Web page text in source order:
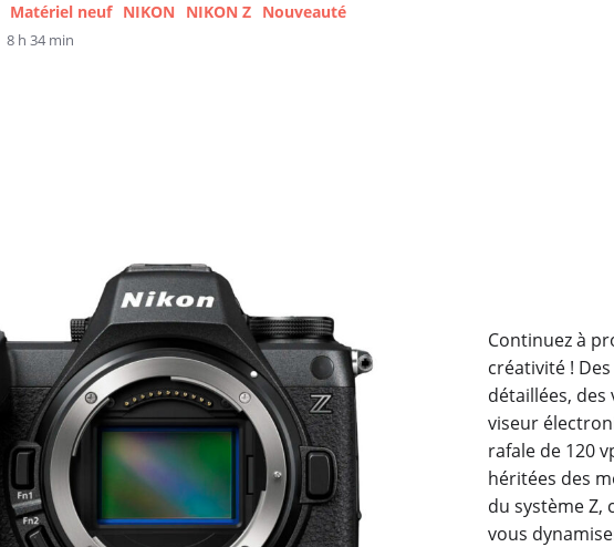
Matériel neuf NIKON NIKON Z Nouveauté
8 h 34 min
Continuez à
créativité !
détaillées, des
viseur
rafale de 120
héritées des
du système
vous